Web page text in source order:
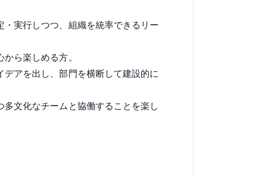
実行しつつ、組織を統率できるリー
ら楽しめる方。
アを出し、部門を横断して建設的に
文化なチームと協働することを楽し